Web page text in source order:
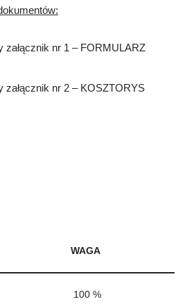
załącznik nr 1 – FORMULARZ
załącznik nr 2 – KOSZTORYS
WAGA
100 %